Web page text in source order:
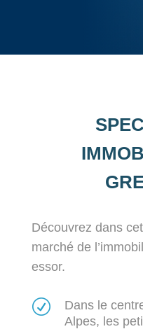
Découvrez dans
marché de
essor.
R
Dans le
Alpes, les